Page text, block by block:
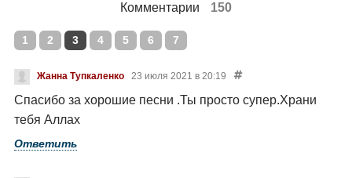
Комментарии 150
1 2 3 4 5 6 7
Жанна Тупкаленко 23 июля 2021 в 20:19
Спасибо за хорошие песни .Ты просто супер.Храни
тебя Аллах
Ответить